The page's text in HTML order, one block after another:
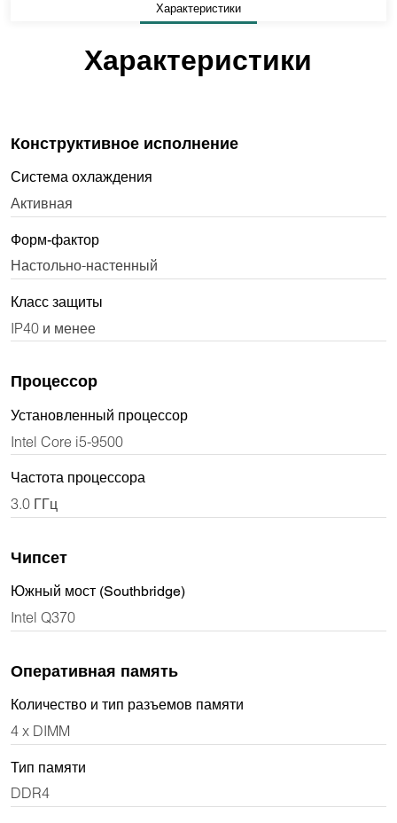
Характеристики
Характеристики
Конструктивное исполнение
Система охлаждения
Активная
Форм-фактор
Настольно-настенный
Класс защиты
IP40 и менее
Процессор
Установленный процессор
Intel Core i5-9500
Частота процессора
3.0 ГГц
Чипсет
Южный мост (Southbridge)
Intel Q370
Оперативная память
Количество и тип разъемов памяти
4 x DIMM
Тип памяти
DDR4